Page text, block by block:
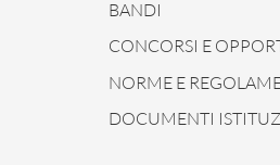
BANDI
CONCORSI E
NORME E
DOCUMENTI